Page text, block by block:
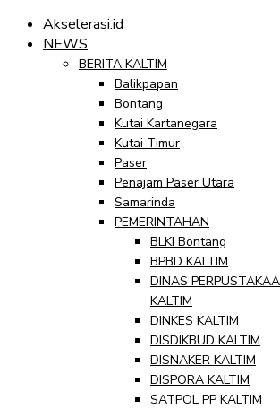
Akselerasi.id
NEWS
BERITA KALTIM
Balikpapan
Bontang
Kutai Kartanegara
Kutai Timur
Paser
Penajam Paser Utara
Samarinda
PEMERINTAHAN
BLKI Bontang
BPBD KALTIM
DINAS
KALTIM
DINKES KALTIM
DISDIKBUD KALTIM
DISNAKER KALTIM
DISPORA KALTIM
SATPOL PP KALTIM